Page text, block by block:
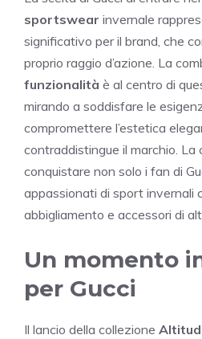
sportswear invernale
significativo per il brand, che
proprio raggio d’azione. La
funzionalità è al centro di
mirando a soddisfare le
compromettere l’estetica
contraddistingue il marchio.
conquistare non solo i fan di
appassionati di sport invernali
abbigliamento e accessori di
Un momento
per Gucci
Il lancio della collezione